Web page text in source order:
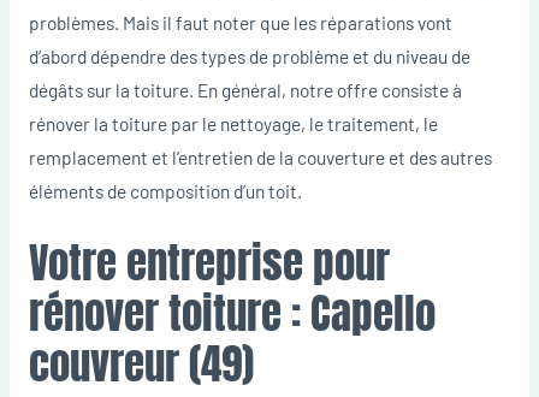
problèmes. Mais il faut noter que les réparations vont
d’abord dépendre des types de problème et du niveau de
dégâts sur la toiture. En général, notre offre consiste à
rénover la toiture par le nettoyage, le traitement, le
remplacement et l’entretien de la couverture et des autres
éléments de composition d’un toit.
Votre entreprise pour
rénover toiture : Capello
couvreur (49)